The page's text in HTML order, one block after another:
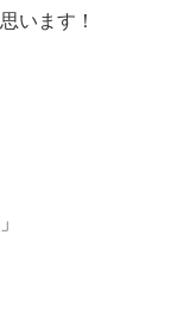
います！